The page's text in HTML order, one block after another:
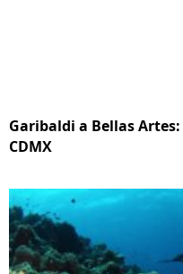
Garibaldi a Bellas
CDMX